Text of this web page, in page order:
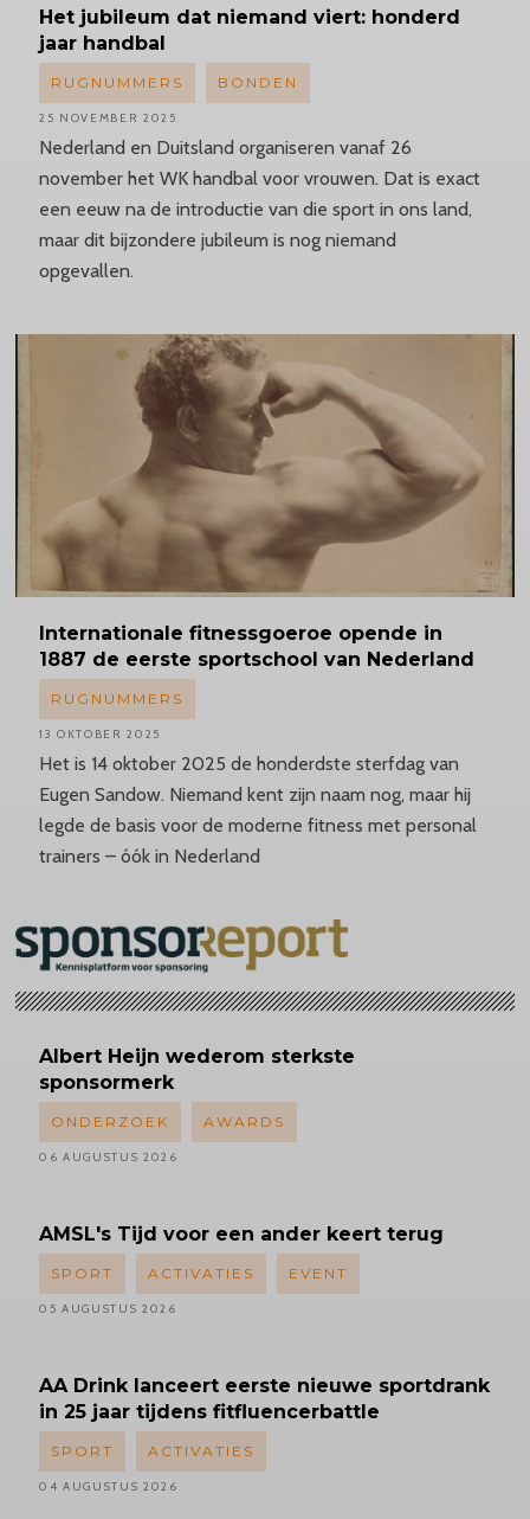
Het jubileum dat niemand viert: honderd
jaar handbal
Nederland en Duitsland organiseren vanaf 26
november het WK handbal voor vrouwen. Dat is exact
een eeuw na de introductie van die sport in ons land,
maar dit bijzondere jubileum is nog niemand
opgevallen.
RUGNUMMERS BONDEN
25 NOVEMBER 2025
Internationale fitnessgoeroe opende in
1887 de eerste sportschool van Nederland
Het is 14 oktober 2025 de honderdste sterfdag van
Eugen Sandow. Niemand kent zijn naam nog, maar hij
legde de basis voor de moderne fitness met personal
trainers – óók in Nederland
RUGNUMMERS
13 OKTOBER 2025
Albert Heijn wederom sterkste
sponsormerk
ONDERZOEK AWARDS
06 AUGUSTUS 2026
AMSL's Tijd voor een ander keert terug
SPORT ACTIVATIES EVENT
05 AUGUSTUS 2026
AA Drink lanceert eerste nieuwe sportdrank
in 25 jaar tijdens fitfluencerbattle
SPORT ACTIVATIES
04 AUGUSTUS 2026